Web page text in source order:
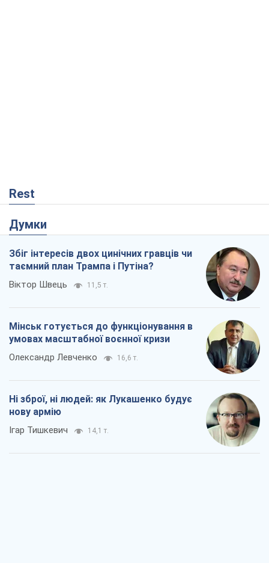
Rest
Думки
Збіг інтересів двох цинічних гравців чи
таємний план Трампа і Путіна?
Віктор Швець 11,5 т.
Мінськ готується до функціонування в
умовах масштабної воєнної кризи
Олександр Левченко 16,6 т.
Ні зброї, ні людей: як Лукашенко будує
нову армію
Ігар Тишкевич 14,1 т.